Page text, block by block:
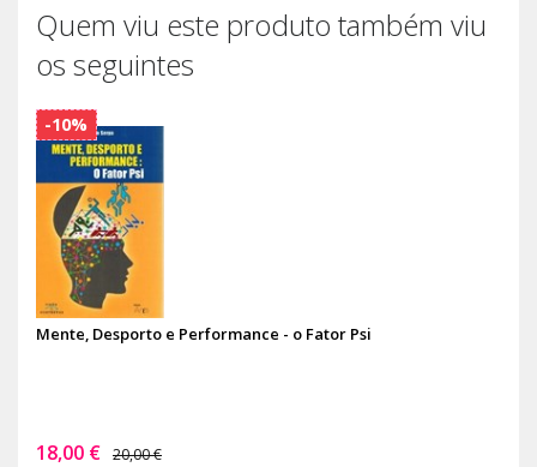
Quem viu este produto também viu
os seguintes
Mente, Desporto e Performance - o Fator Psi
18,00 € 20,00 €
-10%